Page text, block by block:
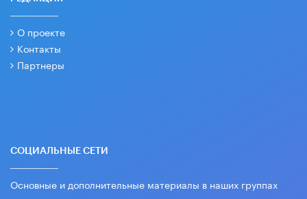
О проекте
Контакты
Партнеры
СОЦИАЛЬНЫЕ СЕТИ
Основные и дополнительные материалы в наших группах